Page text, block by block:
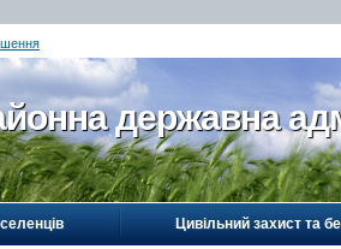
державна
Цивільний захист та